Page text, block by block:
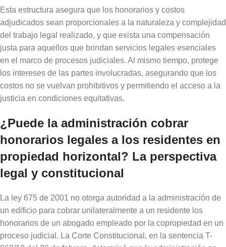
Esta estructura asegura que los honorarios y costos
adjudicados sean proporcionales a la naturaleza y complejidad
del trabajo legal realizado, y que exista una compensación
justa para aquellos que brindan servicios legales esenciales
en el marco de procesos judiciales. Al mismo tiempo, protege
los intereses de las partes involucradas, asegurando que los
costos no se vuelvan prohibitivos y permitiendo el acceso a la
justicia en condiciones equitativas.
¿Puede la administración cobrar
honorarios legales a los residentes en
propiedad horizontal? La perspectiva
legal y constitucional
La ley 675 de 2001 no otorga autoridad a la administración de
un edificio para cobrar unilateralmente a un residente los
honorarios de un abogado empleado por la copropiedad en un
proceso judicial. La Corte Constitucional, en la sentencia T-